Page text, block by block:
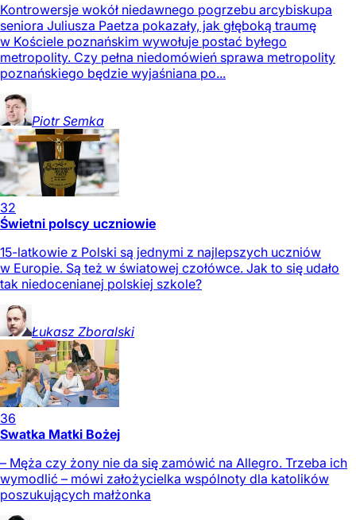
Kontrowersje wokół niedawnego pogrzebu arcybiskupa
seniora Juliusza Paetza pokazały, jak głęboką traumę
w Kościele poznańskim wywołuje postać byłego
metropolity. Czy pełna niedomówień sprawa metropolity
poznańskiego będzie wyjaśniana po...
Piotr Semka
32
Świetni polscy uczniowie
15-latkowie z Polski są jednymi z najlepszych uczniów
w Europie. Są też w światowej czołówce. Jak to się udało
tak niedocenianej polskiej szkole?
Łukasz Zboralski
36
Swatka Matki Bożej
– Męża czy żony nie da się zamówić na Allegro. Trzeba ich
wymodlić – mówi założycielka wspólnoty dla katolików
poszukujących małżonka